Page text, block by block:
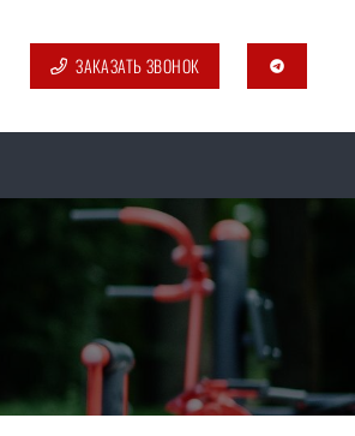
ЗАКАЗАТЬ ЗВОНОК telegram